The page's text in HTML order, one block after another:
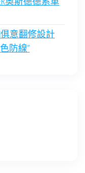
俱意翻修設計
防線”